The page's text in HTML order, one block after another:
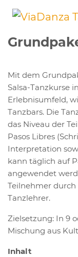
Mit dem
Salsa-Tanzkurse
Erlebnisumfeld,
Tanzbars. Die
das Niveau der
Pasos Libres
Interpretation
kann täglich auf
angewendet
Teilnehmer
Tanzlehrer.
Zielsetzung: In 9
Mischung aus
Inhalt